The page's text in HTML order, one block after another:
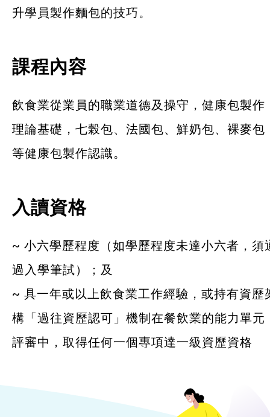
升學員製作麵包的技巧。
課程內容
飲食業從業員的職業道德及操守，健康包製作
理論基礎，七榖包、法國包、鮮奶包、裸麥包
等健康包製作認識。
入讀資格
~ 小六學歷程度（如學歷程度未達小六者，須
過入學筆試）；及
~ 具一年或以上飲食業工作經驗，或持有資歷
構「過往資歷認可」機制在餐飲業的能力單元
評審中，取得任何一個專項達一級資歷資格